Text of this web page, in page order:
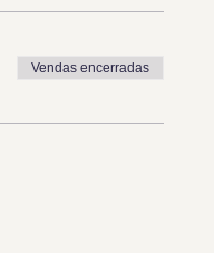
Vendas encerradas